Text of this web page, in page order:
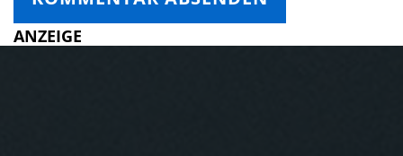
ANZEIGE